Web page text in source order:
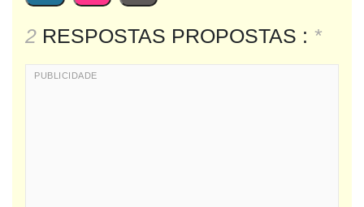
2 RESPOSTAS PROPOSTAS : *